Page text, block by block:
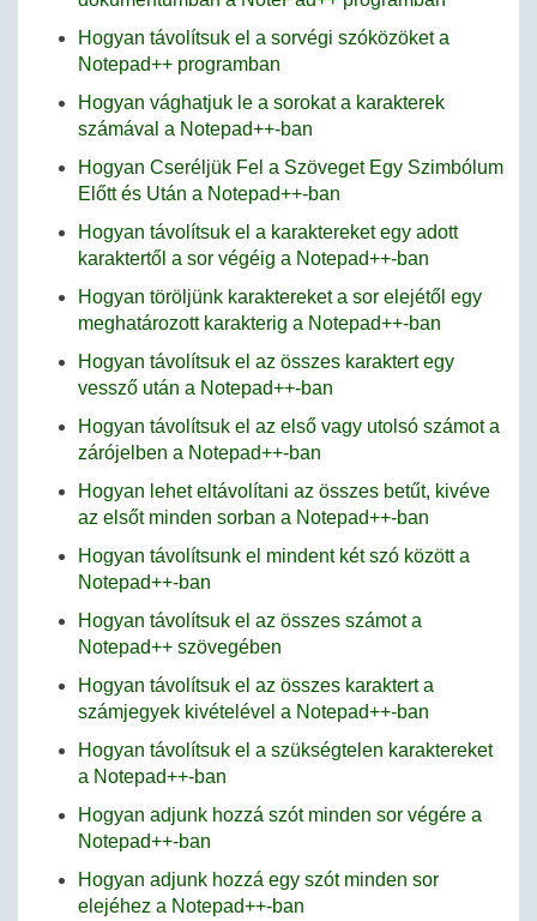
Hogyan távolítsuk el a sorvégi szóközöket a
Notepad++ programban
Hogyan vághatjuk le a sorokat a karakterek
számával a Notepad++-ban
Hogyan Cseréljük Fel a Szöveget Egy Szimbólum
Előtt és Után a Notepad++-ban
Hogyan távolítsuk el a karaktereket egy adott
karaktertől a sor végéig a Notepad++-ban
Hogyan töröljünk karaktereket a sor elejétől egy
meghatározott karakterig a Notepad++-ban
Hogyan távolítsuk el az összes karaktert egy
vessző után a Notepad++-ban
Hogyan távolítsuk el az első vagy utolsó számot a
zárójelben a Notepad++-ban
Hogyan lehet eltávolítani az összes betűt, kivéve
az elsőt minden sorban a Notepad++-ban
Hogyan távolítsunk el mindent két szó között a
Notepad++-ban
Hogyan távolítsuk el az összes számot a
Notepad++ szövegében
Hogyan távolítsuk el az összes karaktert a
számjegyek kivételével a Notepad++-ban
Hogyan távolítsuk el a szükségtelen karaktereket
a Notepad++-ban
Hogyan adjunk hozzá szót minden sor végére a
Notepad++-ban
Hogyan adjunk hozzá egy szót minden sor
elejéhez a Notepad++-ban